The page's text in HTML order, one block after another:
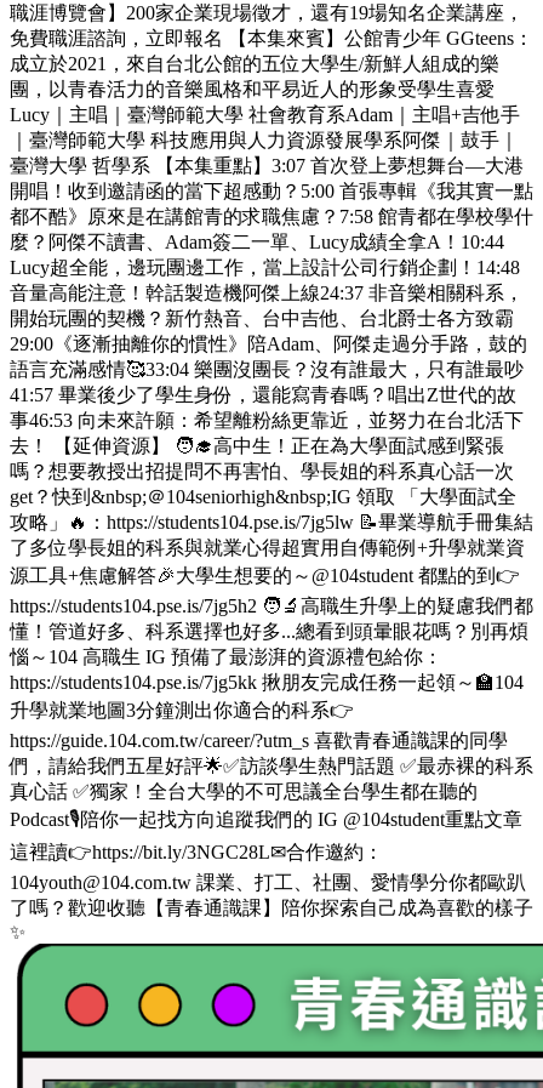
職涯博覽會】200家企業現場徵才，還有19場知名企業講座，
免費職涯諮詢，立即報名 【本集來賓】公館青少年 GGteens：
成立於2021，來自台北公館的五位大學生/新鮮人組成的樂
團，以青春活力的音樂風格和平易近人的形象受學生喜愛
Lucy｜主唱｜臺灣師範大學 社會教育系Adam｜主唱+吉他手
｜臺灣師範大學 科技應用與人力資源發展學系阿傑｜鼓手｜
臺灣大學 哲學系 【本集重點】3:07 首次登上夢想舞台—大港
開唱！收到邀請函的當下超感動？5:00 首張專輯《我其實一點
都不酷》原來是在講館青的求職焦慮？7:58 館青都在學校學什
麼？阿傑不讀書、Adam簽二一單、Lucy成績全拿A！10:44
Lucy超全能，邊玩團邊工作，當上設計公司行銷企劃！14:48
音量高能注意！幹話製造機阿傑上線24:37 非音樂相關科系，
開始玩團的契機？新竹熱音、台中吉他、台北爵士各方致霸
29:00《逐漸抽離你的慣性》陪Adam、阿傑走過分手路，鼓的
語言充滿感情🥰33:04 樂團沒團長？沒有誰最大，只有誰最吵
41:57 畢業後少了學生身份，還能寫青春嗎？唱出Z世代的故
事46:53 向未來許願：希望離粉絲更靠近，並努力在台北活下
去！ 【延伸資源】 🧑‍🎓高中生！正在為大學面試感到緊張
嗎？想要教授出招提問不再害怕、學長姐的科系真心話一次
get？快到&nbsp;＠104seniorhigh&nbsp;IG 領取 「大學面試全
攻略」🔥：https://students104.pse.is/7jg5lw 📝畢業導航手冊集結
了多位學長姐的科系與就業心得超實用自傳範例+升學就業資
源工具+焦慮解答🎉大學生想要的～@104student 都點的到👉
https://students104.pse.is/7jg5h2 🧑‍🔬高職生升學上的疑慮我們都
懂！管道好多、科系選擇也好多...總看到頭暈眼花嗎？別再煩
惱～104 高職生 IG 預備了最澎湃的資源禮包給你：
https://students104.pse.is/7jg5kk 揪朋友完成任務一起領～🏫104
升學就業地圖3分鐘測出你適合的科系👉
https://guide.104.com.tw/career/?utm_s 喜歡青春通識課的同學
們，請給我們五星好評🌟✅訪談學生熱門話題 ✅最赤裸的科系
真心話 ✅獨家！全台大學的不可思議全台學生都在聽的
Podcast🎙️陪你一起找方向追蹤我們的 IG @104student重點文章
這裡讀👉https://bit.ly/3NGC28L✉合作邀約：
104youth@104.com.tw 課業、打工、社團、愛情學分你都歐趴
了嗎？歡迎收聽【青春通識課】陪你探索自己成為喜歡的樣子
✨